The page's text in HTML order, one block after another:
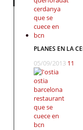
PLANES EN LA
05/09/2013 11